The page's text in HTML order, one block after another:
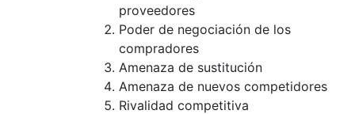
proveedores
Poder de negociación de los
compradores
Amenaza de sustitución
Amenaza de nuevos competidores
Rivalidad competitiva